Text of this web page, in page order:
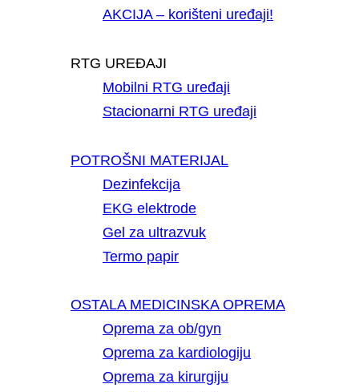
AKCIJA – korišteni uređaji!
RTG UREĐAJI
Mobilni RTG uređaji
Stacionarni RTG uređaji
POTROŠNI MATERIJAL
Dezinfekcija
EKG elektrode
Gel za ultrazvuk
Termo papir
OSTALA MEDICINSKA OPREMA
Oprema za ob/gyn
Oprema za kardiologiju
Oprema za kirurgiju